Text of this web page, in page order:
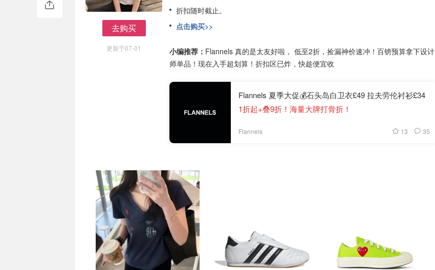
去购买
更新于07-01
折扣随时截止。
点击购买>>
小编推荐： Flannels 真的是太友好啦， 低至2折，捡漏神价速冲！百镑预算拿下设计
师单品！现在入手超划算！折扣区已炸，快趁便宜收
Flannels 夏季大促💰石头岛白卫衣£49 拉夫劳伦衬衫£34
1折起+叠9折！海量大牌打骨折！
Flannels 13 35